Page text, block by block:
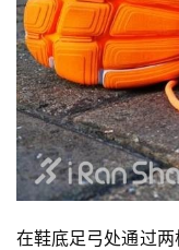
在鞋底足弓处通过